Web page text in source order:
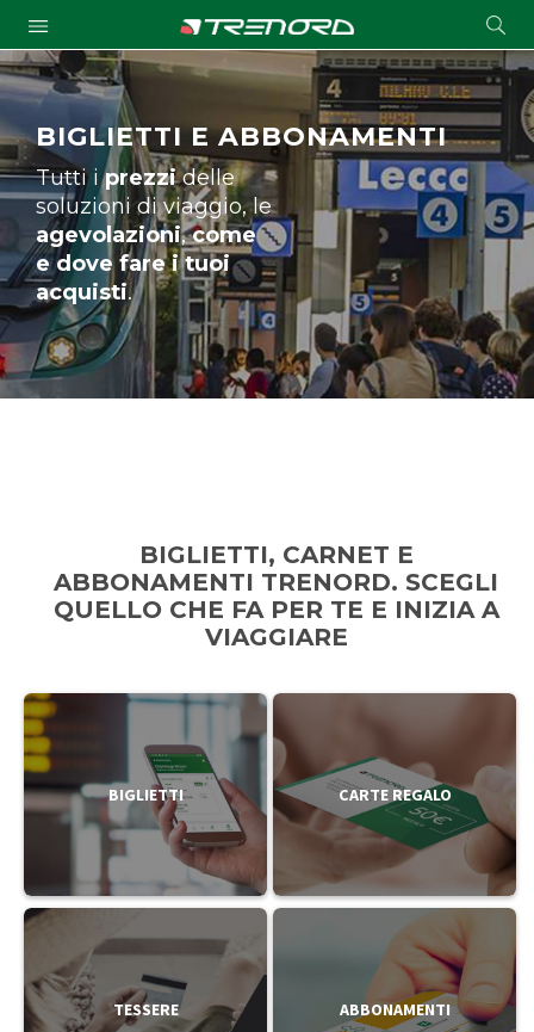
a
Submit
BIGLIETTI E ABBONAMENTI
Tutti iprezzidelle
soluzioni di viaggio, le
agevolazioni,come
e dove fare i tuoi
acquisti.
BIGLIETTI, CARNET E
ABBONAMENTI TRENORD. SCEGLI
QUELLO CHE FA PER TE E INIZIA A
VIAGGIARE
BIGLIETTI CARTE REGALO
TESSERE ABBONAMENTI